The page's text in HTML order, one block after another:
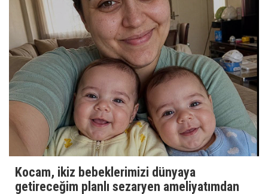
Kocam, ikiz bebeklerimizi dünyaya
getireceğim planlı sezaryen ameliyatımdan